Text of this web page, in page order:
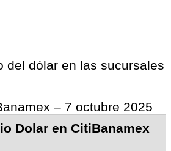
del dólar en las sucursales
– 7 octubre 2025
Dolar en CitiBanamex